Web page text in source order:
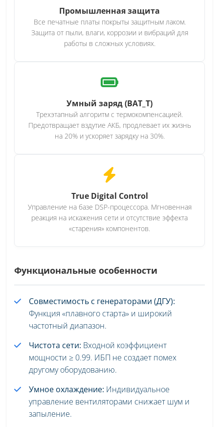
Промышленная защита
Все печатные платы покрыты защитным лаком.
Защита от пыли, влаги, коррозии и вибраций для
работы в сложных условиях.
Умный заряд (BAT_T)
Трехэтапный алгоритм с термокомпенсацией.
Предотвращает вздутие АКБ, продлевает их жизнь
на 20% и ускоряет зарядку на 30%.
True Digital Control
Управление на базе DSP-процессора. Мгновенная
реакция на искажения сети и отсутствие эффекта
«старения» компонентов.
Функциональные особенности
Совместимость с генераторами (ДГУ):
Функция «плавного старта» и широкий
частотный диапазон.
Чистота сети: Входной коэффициент
мощности ≥ 0.99. ИБП не создает помех
другому оборудованию.
Умное охлаждение: Индивидуальное
управление вентиляторами снижает шум и
запыление.